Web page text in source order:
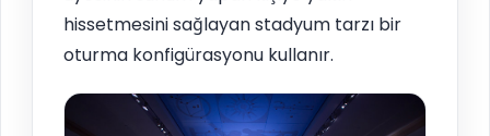
hissetmesini sağlayan stadyum tarzı bir
oturma konfigürasyonu kullanır.